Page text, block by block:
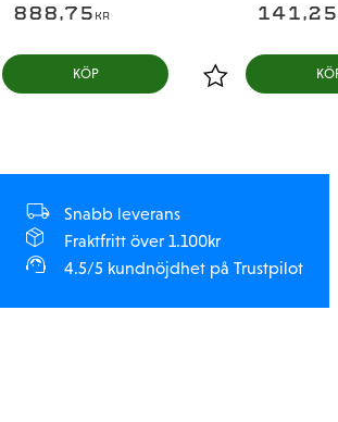
888,75 KR
KÖP
141,25
Snabb leverans
Fraktfritt över 1.100kr
4.5/5 kundnöjdhet på Trustpilot